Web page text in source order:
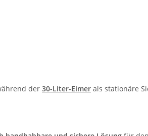
der 30-Liter-Eimer als stationäre